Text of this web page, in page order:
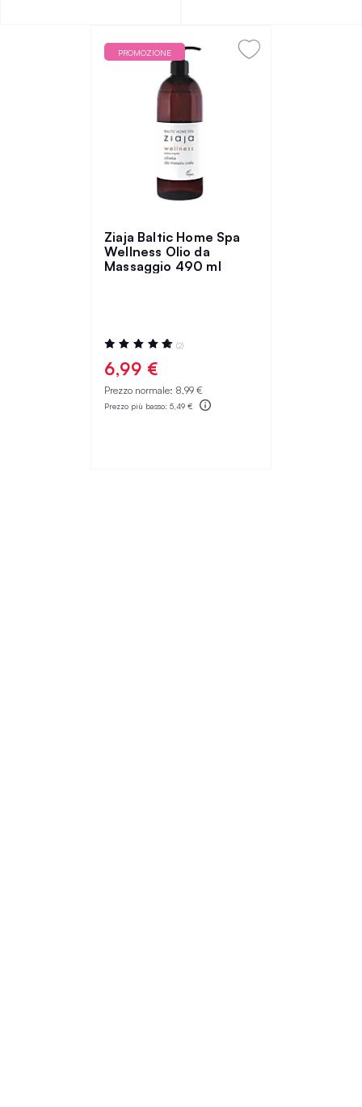
PROMOZIONE
Ziaja Baltic Home Spa
Wellness Olio da
Massaggio 490 ml
Valutazione:
100%
(2)
6,99 €
Prezzo normale: 8,99 €
Prezzo più basso: 5,49 €